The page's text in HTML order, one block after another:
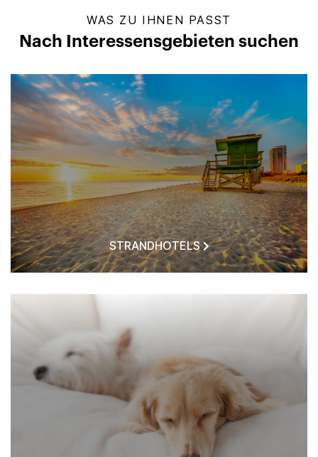
WAS ZU IHNEN PASST
Nach Interessensgebieten suchen
STRANDHOTELS